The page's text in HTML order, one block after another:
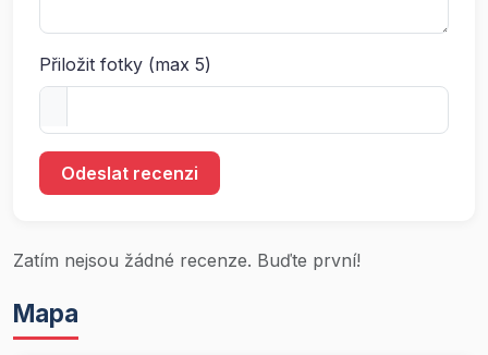
Přiložit fotky (max 5)
Odeslat recenzi
Zatím nejsou žádné recenze. Buďte první!
Mapa